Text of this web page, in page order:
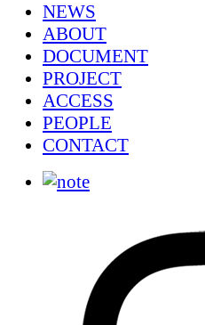
NEWS
ABOUT
DOCUMENT
PROJECT
ACCESS
PEOPLE
CONTACT